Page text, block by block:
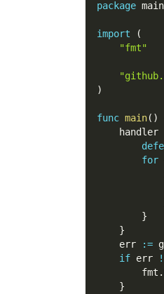
package main
import
(
"fmt"
)
func main( )
    handler
for
}
}
    err
:=
if err
        fmt
.
}